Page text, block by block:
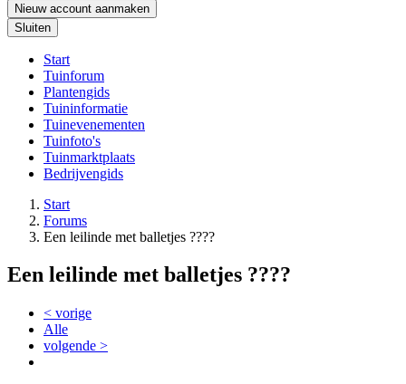
Nieuw account aanmaken
Sluiten
Start
Tuinforum
Plantengids
Tuininformatie
Tuinevenementen
Tuinfoto's
Tuinmarktplaats
Bedrijvengids
Start
Forums
Een leilinde met balletjes ????
Een leilinde met balletjes ????
< vorige
Alle
volgende >